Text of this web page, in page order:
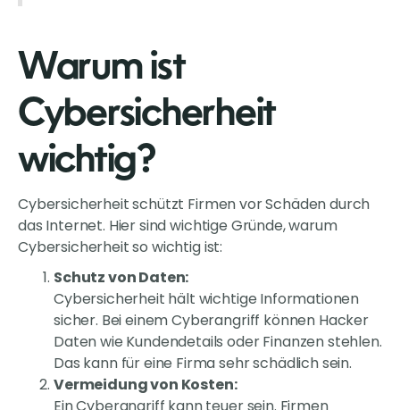
Warum ist
Cybersicherheit
wichtig?
Cybersicherheit schützt Firmen vor Schäden durch
das Internet. Hier sind wichtige Gründe, warum
Cybersicherheit so wichtig ist:
Schutz von Daten:
Cybersicherheit hält wichtige Informationen
sicher. Bei einem Cyberangriff können Hacker
Daten wie Kundendetails oder Finanzen stehlen.
Das kann für eine Firma sehr schädlich sein.
Vermeidung von Kosten: